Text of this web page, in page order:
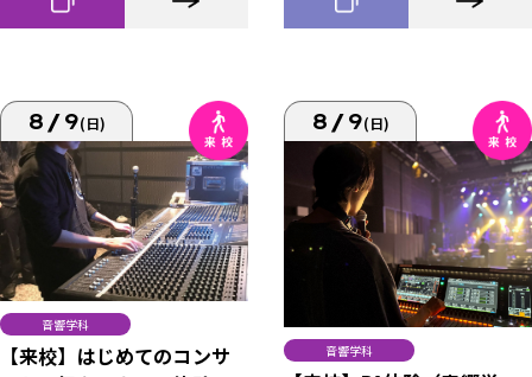
8/9(日)
音響学科
【来校】はじめてのコンサ
8/9(日)
音響学科